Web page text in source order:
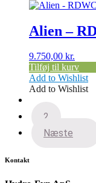
Alien –
9.750,00 kr.
Tilføj til kurv
Add to Wishlist
Add to Wishlist
2
Næste
Kontakt